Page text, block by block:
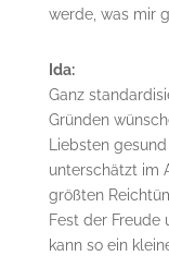
werde, was mir
Ida:
Ganz
Gründen
Liebsten
unterschätzt im
größten
Fest der Freude
kann so ein